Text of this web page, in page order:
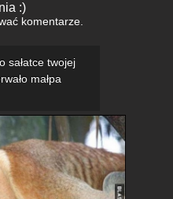
:)
komentarze.
sałatce twojej
małpa